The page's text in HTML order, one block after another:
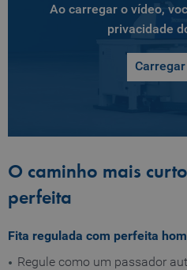
Ao carregar o vídeo,
privacidade
O caminho mais
perfeita
Fita regulada com perfeita
Regule como um passador